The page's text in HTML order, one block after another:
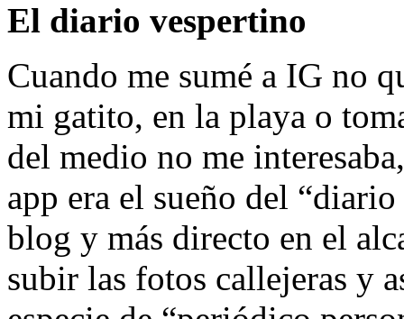
El diario vespertino
Cuando me sumé a IG no
mi gatito, en la playa o
del medio no me
app era el sueño del
blog y más directo en el
subir las fotos callejeras y